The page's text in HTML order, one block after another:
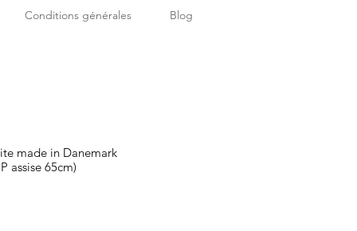
Conditions générales Blog
made in Danemark
assise 65cm)